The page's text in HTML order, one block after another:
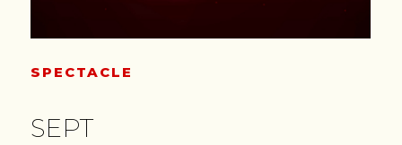
SPECTACLE
SEPT